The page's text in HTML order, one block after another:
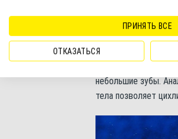
объектом
случаев более
Все внешние
головой и крупным
небольшие зубы.
тела позволяет
ПРИНЯТЬ ВСЕ
ОТКАЗАТЬСЯ